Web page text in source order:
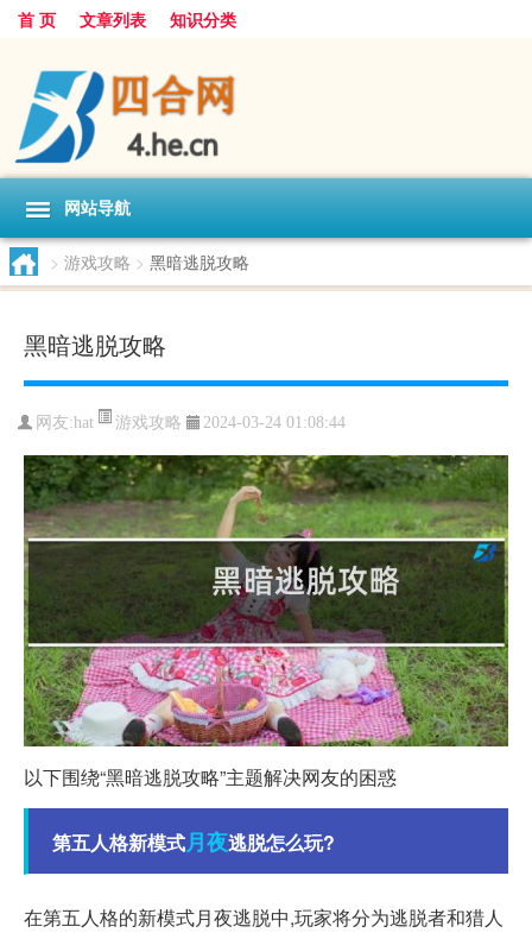
首 页 文章列表 知识分类
网站导航
> 游戏攻略 > 黑暗逃脱攻略
黑暗逃脱攻略
网友:hat 游戏攻略 2024-03-24 01:08:44
以下围绕“黑暗逃脱攻略”主题解决网友的困惑
第五人格新模式月夜逃脱怎么玩?
在第五人格的新模式月夜逃脱中,玩家将分为逃脱者和猎人